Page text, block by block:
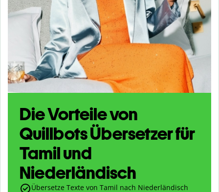
Die Vorteile von
Quillbots Übersetzer für
Tamil und
Niederländisch
Übersetze Texte von Tamil nach Niederländisch